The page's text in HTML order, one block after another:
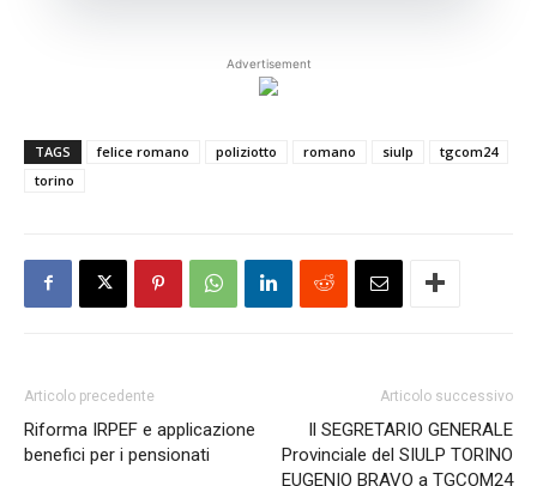
Advertisement
TAGS felice romano poliziotto romano siulp
tgcom24
torino
Articolo precedente
Riforma IRPEF e applicazione
benefici per i pensionati
Articolo successivo
Il SEGRETARIO GENERALE
Provinciale del SIULP TORINO
EUGENIO BRAVO a TGCOM24